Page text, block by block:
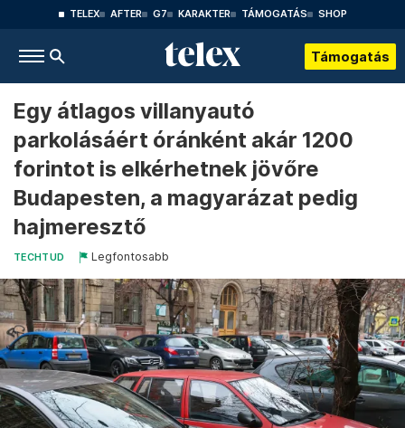
TELEX AFTER G7 KARAKTER TÁMOGATÁS SHOP
Támogatás
Egy átlagos villanyautó
parkolásáért óránként akár 1200
forintot is elkérhetnek jövőre
Budapesten, a magyarázat pedig
hajmeresztő
TECHTUD Legfontosabb